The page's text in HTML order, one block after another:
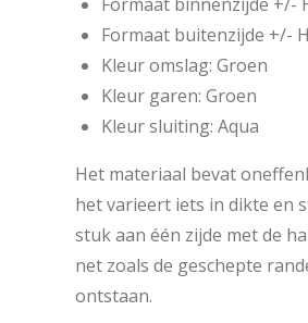
Formaat buitenzijde +/-
Kleur omslag: Groen
Kleur garen: Groen
Kleur sluiting: Aqua
Het materiaal bevat
het varieert iets in dikte en
stuk aan één zijde met de
net zoals de geschepte
ontstaan.